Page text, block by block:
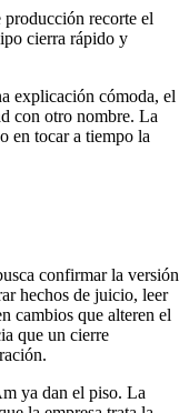
producción recorte el
cierra rápido y
explicación cómoda, el
con otro nombre. La
en tocar a tiempo la
confirmar la versión
hechos de juicio, leer
cambios que alteren el
que un cierre
ya dan el piso. La